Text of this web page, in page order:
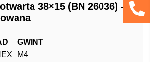
38×15 (BN 26036) –
GWINT
M4